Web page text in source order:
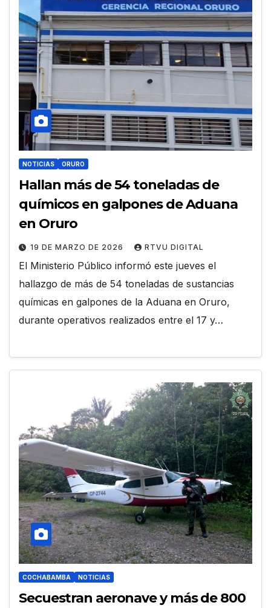
NOTICIAS ORURO
Hallan más de 54 toneladas de
químicos en galpones de Aduana
en Oruro
19 DE MARZO DE 2026 RTVU DIGITAL
El Ministerio Público informó este jueves el
hallazgo de más de 54 toneladas de sustancias
químicas en galpones de la Aduana en Oruro,
durante operativos realizados entre el 17 y…
COCHABAMBA NOTICIAS
Secuestran aeronave y más de 800